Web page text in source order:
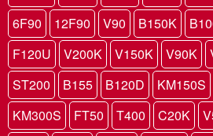
6F90
12F90 V90 B150K
F120U
V200K V150K V90K
ST200
B155 B120D KM150S
KM300S
FT50 T400 C20K